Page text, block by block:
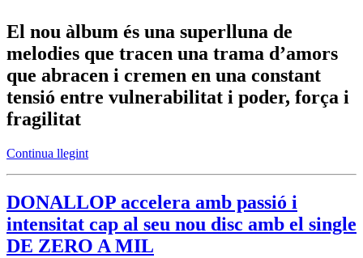
El nou àlbum és una superlluna de
melodies que tracen una trama d’amors
que abracen i cremen en una constant
tensió entre vulnerabilitat i poder, força i
fragilitat
Continua llegint
DONALLOP accelera amb passió i
intensitat cap al seu nou disc amb el single
DE ZERO A MIL